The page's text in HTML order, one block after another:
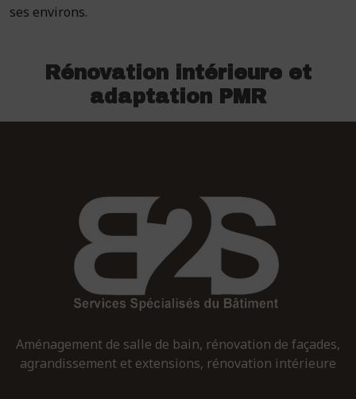
ses environs.
Rénovation intérieure et
adaptation PMR
Aménagement de salle de bain, rénovation de façades,
agrandissement et extensions, rénovation intérieure